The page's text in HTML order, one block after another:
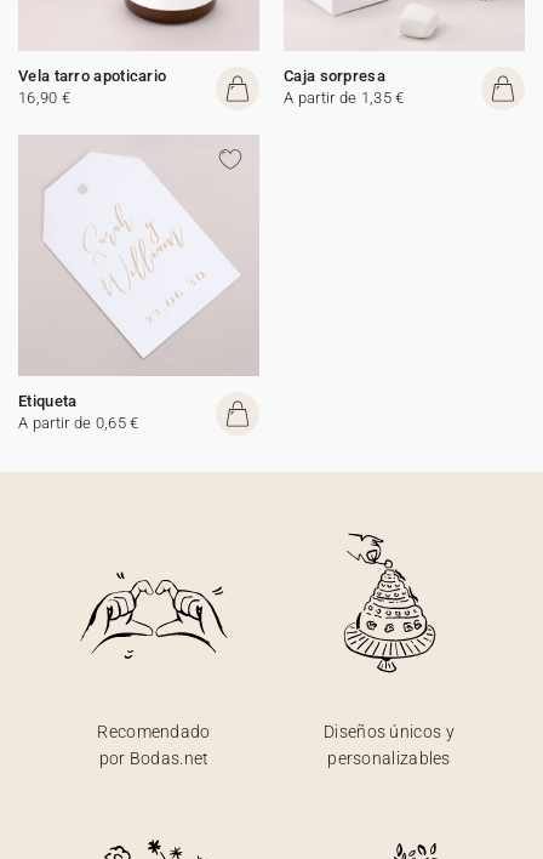
Vela tarro apoticario
16,90 €
Caja sorpresa
A partir de 1,35 €
Etiqueta
A partir de 0,65 €
Recomendado
por Bodas.net
Diseños únicos y
personalizables